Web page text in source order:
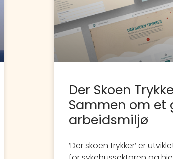
Der Skoen
Sammen om et
arbeidsmiljø
‘Der skoen trykker‘ er